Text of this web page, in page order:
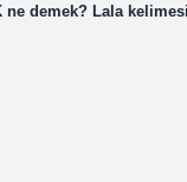
demek? Lala